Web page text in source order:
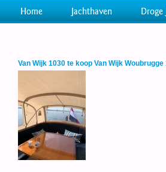
Home Jachthaven Droge
Van Wijk 1030 te koop Van Wijk Woubrugge